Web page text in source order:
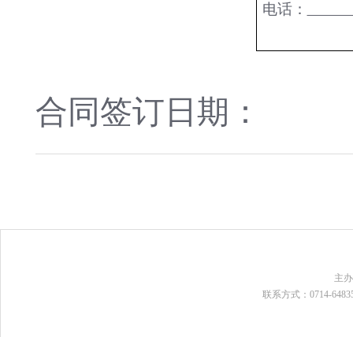
电话：
合同签订日期：
主
联系方式：0714-